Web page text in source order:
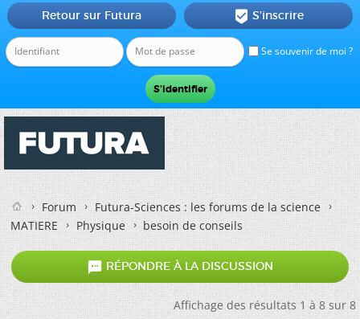
Se souvenir de moi ?
Retour sur Futura  S'inscrire
Forum
Futura-Sciences : les forums de la science
MATIERE
Physique besoin de conseils
 RÉPONDRE À LA DISCUSSION
Affichage des résultats 1 à 8 sur 8